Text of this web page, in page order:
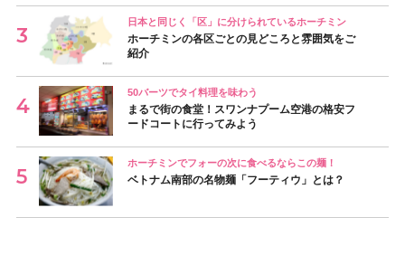
日本と同じく「区」に分けられているホーチミン
ホーチミンの各区ごとの見どころと雰囲気をご
紹介
50バーツでタイ料理を味わう
まるで街の食堂！スワンナプーム空港の格安フ
ードコートに行ってみよう
ホーチミンでフォーの次に食べるならこの麺！
ベトナム南部の名物麺「フーティウ」とは？